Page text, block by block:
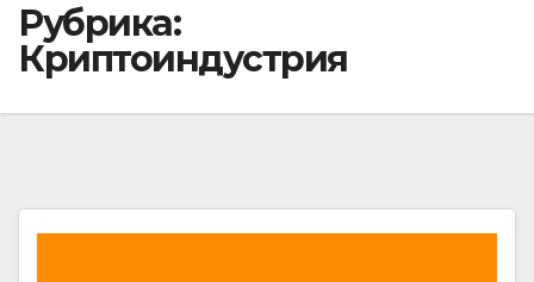
Рубрика:
Криптоиндустрия